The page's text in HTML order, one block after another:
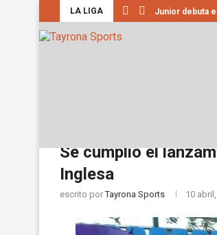
LA LIGA Junior debuta
Se cumplió el
Inglesa
escrito porTayrona Sports 10